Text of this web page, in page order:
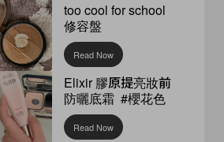
too cool for school
修容盤
Read Now
Elixir 膠原提亮妝前
防曬底霜 #櫻花色
Read Now